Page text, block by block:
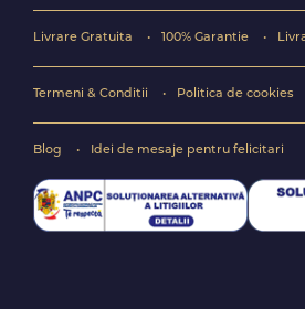
Livrare Gratuita 100% Garantie
Termeni & Conditii Politica de cookies
Blog Idei de mesaje pentru felicitari